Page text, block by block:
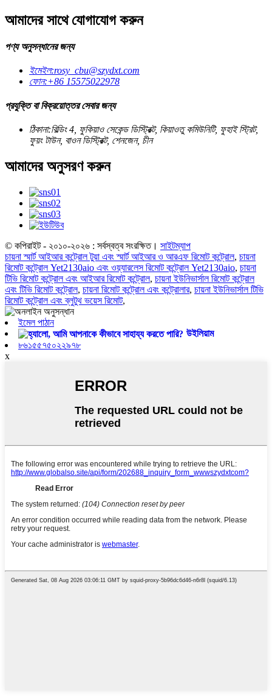
আমাদের সাথে যোগাযোগ করুন
পণ্য অনুসন্ধানের জন্য
ইমেইল:rosy_cbu@szydxt.com
ফোন:+86 15575022978
প্রযুক্তি বা বিক্রয়োত্তর সেবার জন্য
ঠিকানা:বিল্ডিং 4, ফুকিয়াও সেকেন্ড ডিস্ট্রিক্ট, কিয়াওতু কমিউনিটি, ফুহাই স্ট্রিট,
ফুয়ং টাউন, বাওন ডিস্ট্রিক্ট, শেনজেন, চীন
আমাদের অনুসরণ করুন
© কপিরাইট - ২০১০-২০২৬ : সর্বস্বত্ব সংরক্ষিত। সাইটম্যাপ
চায়না স্মার্ট আইআর কন্ট্রোল টুয়া এবং স্মার্ট আইআর ও আরএফ রিমোট কন্ট্রোল, চায়না
রিমোট কন্ট্রোল Yet2130aio এবং ওয়্যারলেস রিমোট কন্ট্রোল Yet2130aio, চায়না
টিভি রিমোট কন্ট্রোল এবং আইআর রিমোট কন্ট্রোল, চায়না ইউনিভার্সাল রিমোট কন্ট্রোল
এবং টিভি রিমোট কন্ট্রোল, চায়না রিমোট কন্ট্রোল এবং কন্ট্রোলার, চায়না ইউনিভার্সাল টিভি
রিমোট কন্ট্রোল এবং ব্লুটুথ ভয়েস রিমোট,
ইমেল পাঠান
উইলিয়াম
৮৬১৫৫৭৫০২২৯৭৮
x